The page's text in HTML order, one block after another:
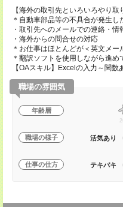
【海外の取引先といろいろやり取
＊自動車部品等の不具合が発生し
・取引先へのメールでの連絡・情
・海外からの問合せの対応
＊お仕事はほとんどが＜英文メー
＊翻訳ソフトを使用しながら進
【OAスキル】Excelの入力～関
職場の雰囲気
年齢層
職場の様子 活気あり
仕事の仕方 テキパキ